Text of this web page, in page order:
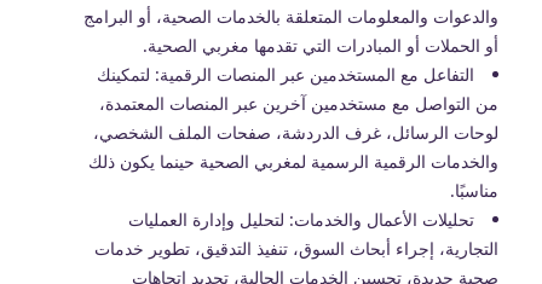
والدعوات والمعلومات المتعلقة بالخدمات الصحية، أو البرامج
أو الحملات أو المبادرات التي تقدمها مغربي الصحية.
التفاعل مع المستخدمين عبر المنصات الرقمية: لتمكينك
من التواصل مع مستخدمين آخرين عبر المنصات المعتمدة،
لوحات الرسائل، غرف الدردشة، صفحات الملف الشخصي،
والخدمات الرقمية الرسمية لمغربي الصحية حينما يكون ذلك
مناسبًا.
تحليلات الأعمال والخدمات: لتحليل وإدارة العمليات
التجارية، إجراء أبحاث السوق، تنفيذ التدقيق، تطوير خدمات
صحية جديدة، تحسين الخدمات الحالية، تحديد اتجاهات